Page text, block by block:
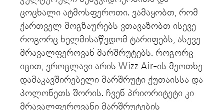
ცოცხალი ატმოსფეროთი. ვამაყობთ, რომ
ქართველ მოგზაურებს ვთავაზობთ ისევე
როგორც ხელმისაწვდომ ტარიფებს, ასევე
მრავალფეროვან მარშრუტებს. როგორც
იცით, ვროცლავი არის Wizz Air-ის მეოთხე
დამაკავშირებელი მარშრუტი ქუთაისსა და
პოლონეთს შორის. ჩვენ პრიორიტეტი კი
მრავალფეროვანი მარშრუტების